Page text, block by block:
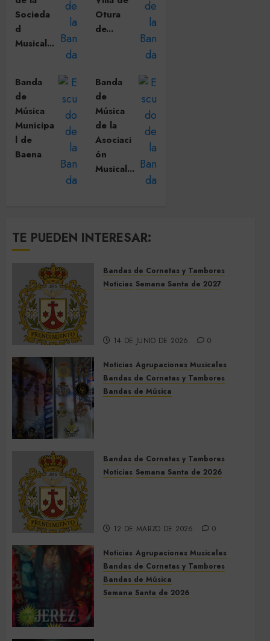
Socieda
d
Musical...
Otura
de...
Banda
de
Música
Municipa
l de
Baena
Banda
de
Música
de la
Asociaci
ón
Musical...
TE PUEDEN INTERESAR:
Bandas de Cornetas y Tambores
Noticias Semana Santa de 2027
14 DE JUNIO DE 2026 0
Noticias Agrupaciones Musicales
Bandas de Cornetas y Tambores
Bandas de Música
9 DE MAYO DE 2026 0
Bandas de Cornetas y Tambores
Noticias Semana Santa de 2026
12 DE MARZO DE 2026 0
Noticias Agrupaciones Musicales
Bandas de Cornetas y Tambores
Bandas de Música
Semana Santa de 2026